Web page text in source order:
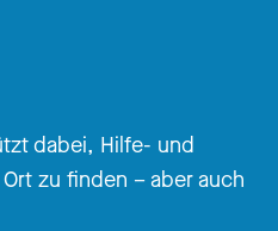
dabei, Hilfe- und
zu finden – aber auch